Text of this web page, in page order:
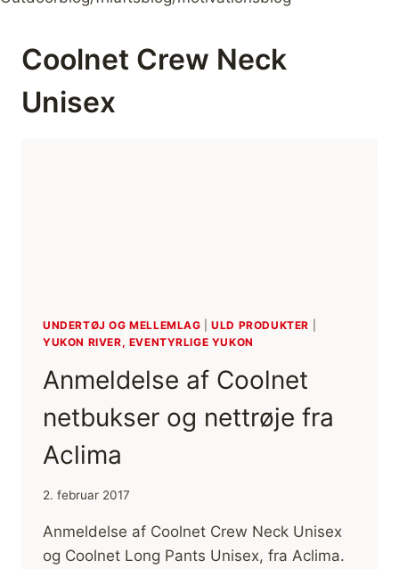
Coolnet Crew Neck
Unisex
UNDERTØJ OG MELLEMLAG |ULD PRODUKTER
YUKON RIVER, EVENTYRLIGE YUKON
Anmeldelse af Coolnet
netbukser og nettrøje fra
Aclima
2. februar 2017
Anmeldelse af Coolnet Crew Neck Unisex
og Coolnet Long Pants Unisex, fra Aclima.